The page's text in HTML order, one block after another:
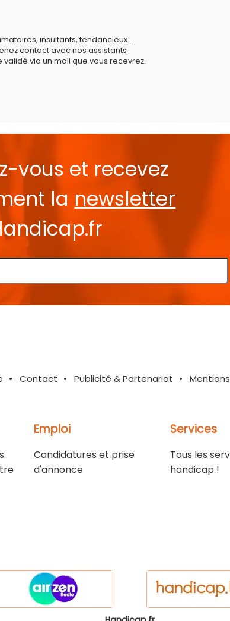
insultants, tendancieux...
contact avec nos assistants
via un mail que vous recevrez.
vous et recevez
la newsletter
Contact Publicité & Partenariat
Emploi
Candidatures et prise
d'annonce
Services
Tous les
handicap !